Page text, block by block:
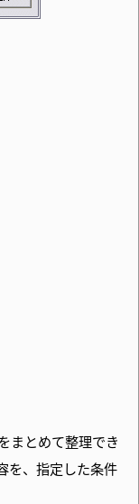
まとめて整理でき
を、指定した条件